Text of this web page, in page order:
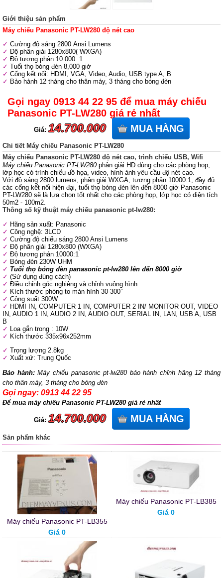
Giới thiệu sản phẩm
Máy chiếu Panasonic PT-LW280 độ nét cao
Cường độ sáng 2800 Ansi Lumens
Độ phân giải 1280x800( WXGA)
Độ tương phản 10.000: 1
Tuổi thọ bóng đèn 8,000 giờ
Cống kết nối: HDMI, VGA, Video, Audio, USB type A, B
Bảo hành 12 tháng cho thân máy, 3 tháng cho bóng đèn
Gọi ngay 0913 44 22 95 để mua máy chiếu
Panasonic PT-LW280 giá rẻ nhất
Giá:14.700.000 MUA HÀNG
Chi tiết Máy chiếu Panasonic PT-LW280
Máy chiếu Panasonic PT-LW280 độ nét cao, trình chiếu USB, Wifi
Máy chiếu Panasonic PT-LW280phân giải HD dùng cho các phòng họp,
lớp học có trình chiếu đồ họa, video, hình ảnh yêu cầu độ nét cao.
Với độ sáng 2800 lumens, phân giải WXGA, tương phản 10000:1, đầy đủ
các cổng kết nối hiện đại, tuổi thọ bóng đèn lên đến 8000 giờ Panasonic
PT-LW280 sẽ là lựa chọn tốt nhất cho các phòng họp, lớp học có diện tích
50m2 - 100m2.
Thông số kỹ thuật máy chiếu panasonic pt-lw280:
Hãng sản xuất: Panasonic
Công nghệ: 3LCD
Cường độ chiếu sáng 2800 Ansi Lumens
Độ phân giải 1280x800 (WXGA)
Độ tương phản 10000:1
Bóng đèn 230W UHM
Tuổi thọ bóng đèn panasonic pt-lw280 lên đến 8000 giờ
(Sử dụng đúng cách)
Điều chỉnh góc nghiêng và chỉnh vuông hình
Kích thước phóng to màn hình 30-300”
Công suất 300W
HDMI IN, COMPUTER 1 IN, COMPUTER 2 IN/ MONITOR OUT, VIDEO
IN, AUDIO 1 IN, AUDIO 2 IN, AUDIO OUT, SERIAL IN, LAN, USB A, USB
B
Loa gắn trong : 10W
Kích thước 335x96x252mm
Trọng lượng 2.8kg
Xuất xứ: Trung Quốc
Bảo hành:Máy chiếu panasonic pt-lw280 bảo hành chĩnh hãng 12 tháng
cho thân máy, 3 tháng cho bóng đèn
Gọi ngay: 0913 44 22 95
Để mua máy chiếu Panasonic PT-LW280 giá rẻ nhất
Giá:14.700.000 MUA HÀNG
Sản phẩm khác
Máy chiếu Panasonic PT-LB355
Giá 0
Máy chiếu Panasonic PT-LB385
Giá 0